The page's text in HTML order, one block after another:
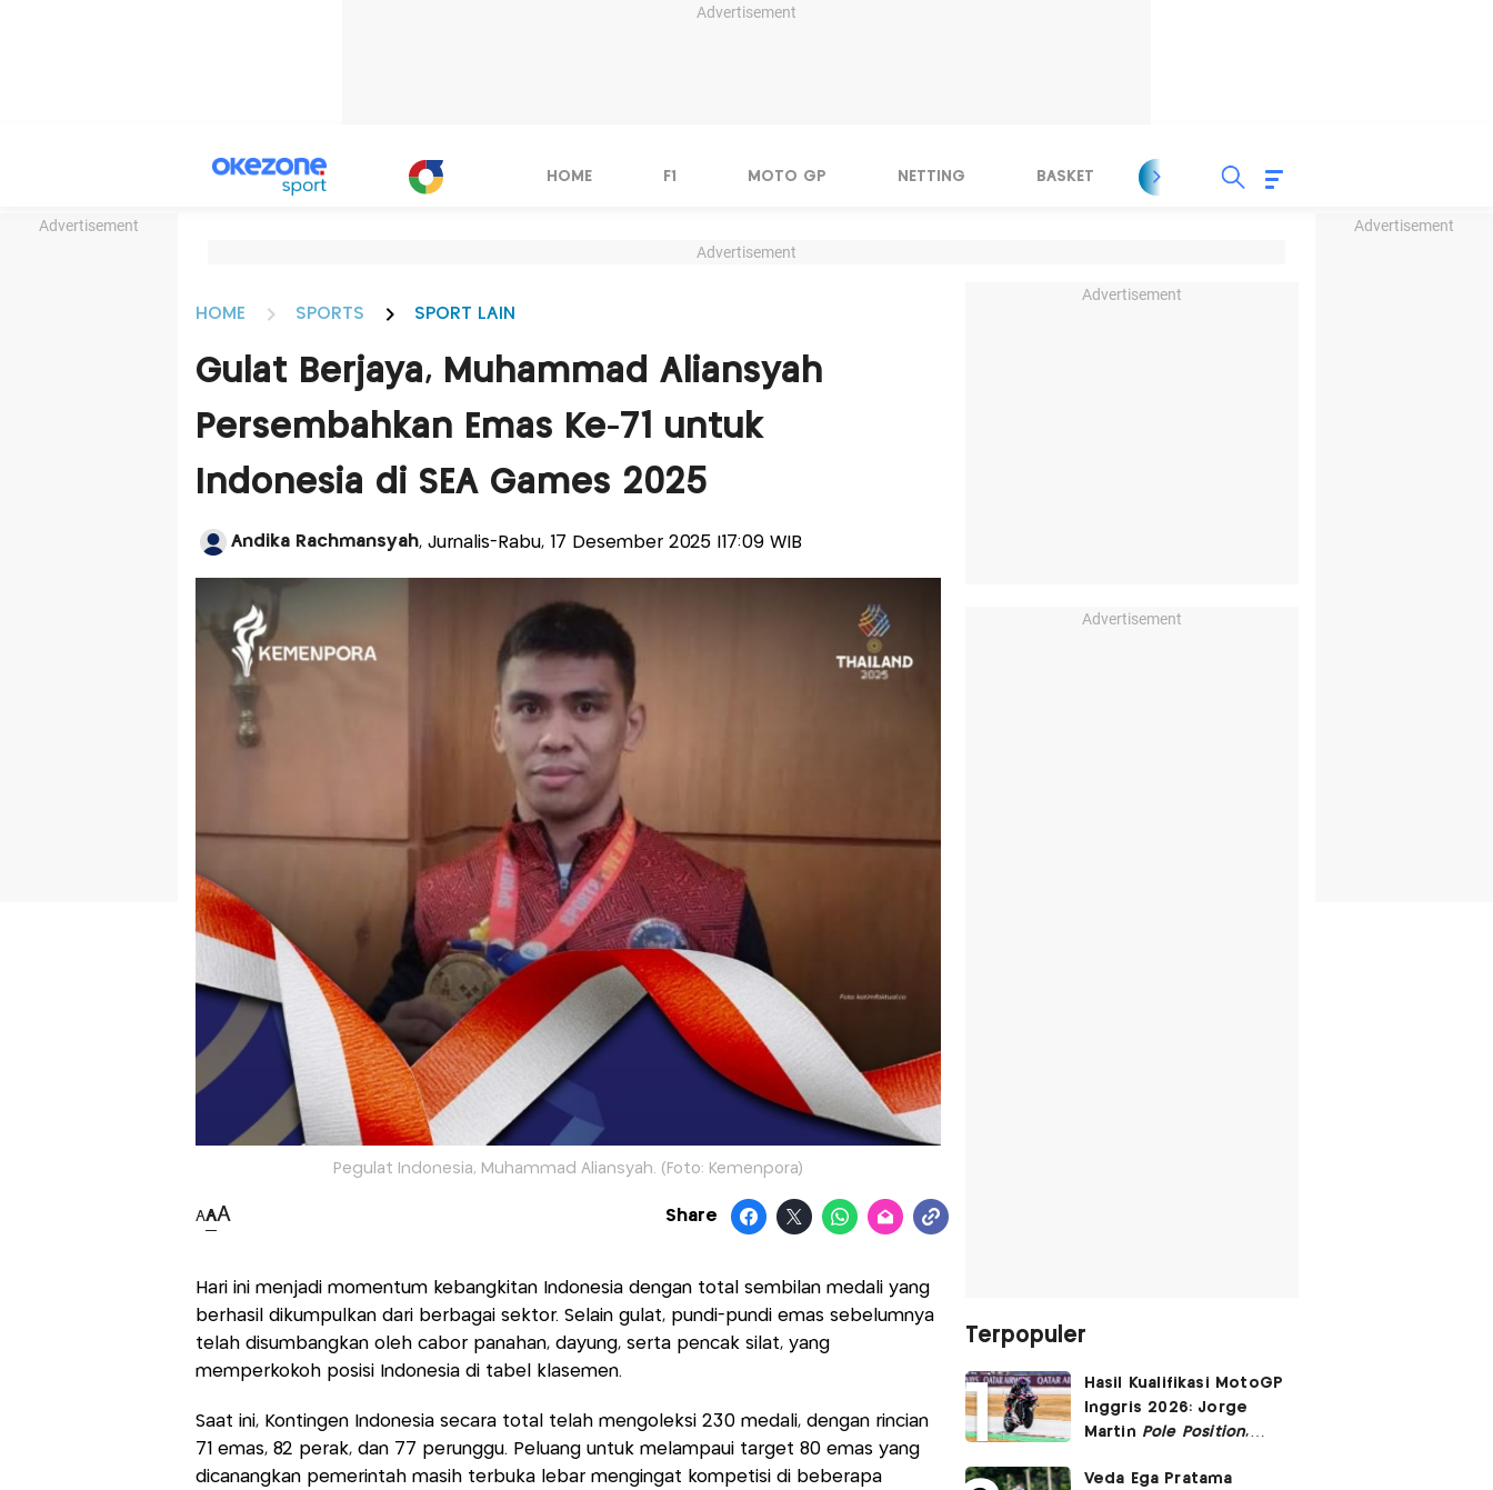
Advertisement
Advertisement Advertisement
HOME F1 MOTO GP NETTING BASKET SPORT LAIN
Advertisement
HOME SPORTS SPORT LAIN
Gulat Berjaya, Muhammad Aliansyah
Persembahkan Emas Ke-71 untuk
Indonesia di SEA Games 2025
Andika Rachmansyah, Jurnalis-Rabu, 17 Desember 2025 |17:09 WIB
Pegulat Indonesia, Muhammad Aliansyah. (Foto: Kemenpora)
AAA Share
Hari ini menjadi momentum kebangkitan Indonesia dengan total sembilan medali yang
berhasil dikumpulkan dari berbagai sektor. Selain gulat, pundi-pundi emas sebelumnya
telah disumbangkan oleh cabor panahan, dayung, serta pencak silat, yang
memperkokoh posisi Indonesia di tabel klasemen.
Saat ini, Kontingen Indonesia secara total telah mengoleksi 230 medali, dengan rincian
71 emas, 82 perak, dan 77 perunggu. Peluang untuk melampaui target 80 emas yang
dicanangkan pemerintah masih terbuka lebar mengingat kompetisi di beberapa
Advertisement
Advertisement
Terpopuler
Hasil Kualifikasi MotoGP
Inggris 2026: Jorge
Martin Pole Position,
Posisi 6!
Veda Ega Pratama